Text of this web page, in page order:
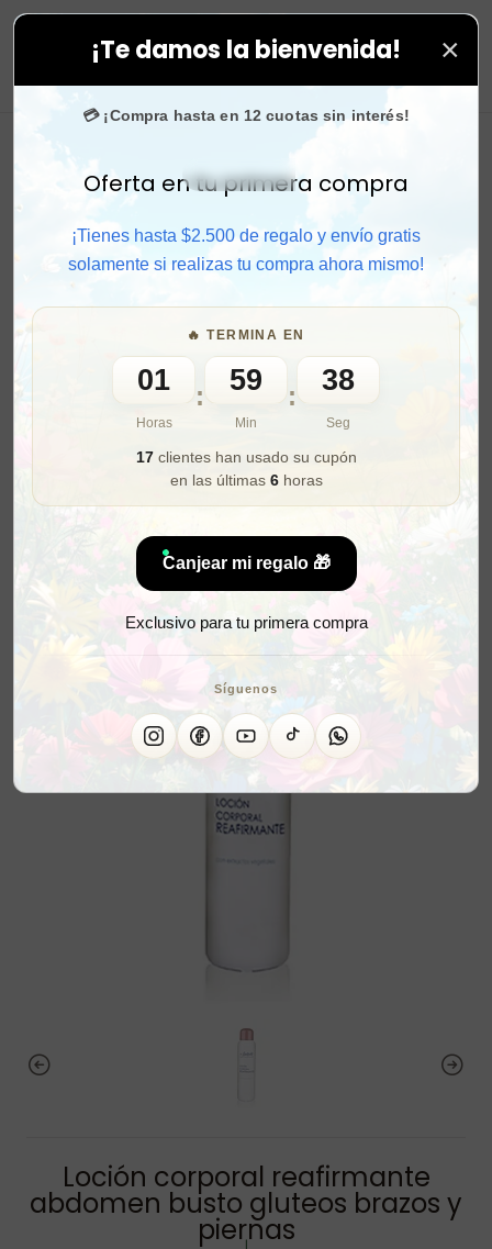
¡Te damos la bienvenida! ×
💳 ¡Compra hasta en 12 cuotas sin interés!
Activar sonido
Oferta en tu primera compra
¡Tienes hasta $2.500 de regalo y envío gratis
solamente si realizas tu compra ahora mismo!
🔥 TERMINA EN
01
Horas
: 59
Min
: 36
Seg
17clientes han usado su cupón
en las últimas 6horas
Canjear mi regalo 🎁
Exclusivo para tu primera compra
Síguenos
tus compras. ⚡ Compra rápido y aprovecha. 💙
Loción corporal reafirmante
abdomen busto gluteos brazos y
piernas